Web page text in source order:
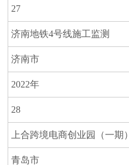
27
济南地铁4号线施工监测
济南市
2022年
28
上合跨境电商创业园（一期）
青岛市